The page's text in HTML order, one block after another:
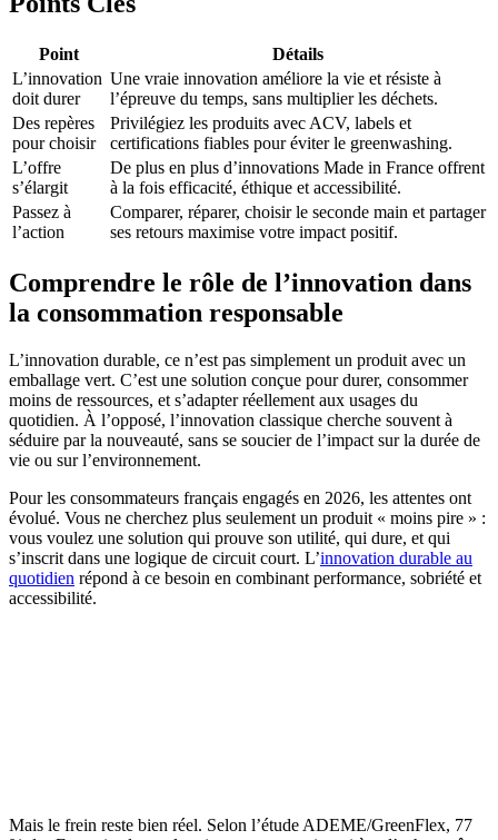
Point
Détails
L’innovation
doit durer
Une vraie innovation améliore la vie et résiste à
l’épreuve du temps, sans multiplier les déchets.
Des repères
pour choisir
Privilégiez les produits avec ACV, labels et
certifications fiables pour éviter le greenwashing.
L’offre
s’élargit
De plus en plus d’innovations Made in France offrent
à la fois efficacité, éthique et accessibilité.
Passez à
l’action
Comparer, réparer, choisir le seconde main et partager
ses retours maximise votre impact positif.
Comprendre le rôle de l’innovation dans
la consommation responsable
L’innovation durable, ce n’est pas simplement un produit avec un
emballage vert. C’est une solution conçue pour durer, consommer
moins de ressources, et s’adapter réellement aux usages du
quotidien. À l’opposé, l’innovation classique cherche souvent à
séduire par la nouveauté, sans se soucier de l’impact sur la durée de
vie ou sur l’environnement.
Pour les consommateurs français engagés en 2026, les attentes ont
évolué. Vous ne cherchez plus seulement un produit « moins pire » :
vous voulez une solution qui prouve son utilité, qui dure, et qui
s’inscrit dans une logique de circuit court. L’innovation durable au
quotidien répond à ce besoin en combinant performance, sobriété et
accessibilité.
Mais le frein reste bien réel. Selon l’étude ADEME/GreenFlex, 77